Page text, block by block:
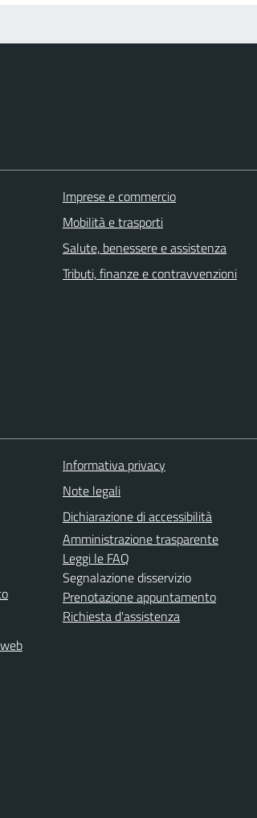
Imprese e commercio
Mobilità e trasporti
Salute, benessere e assistenza
Tributi, finanze e contravvenzioni
Informativa privacy
Note legali
Dichiarazione di accessibilità
Amministrazione trasparente
Leggi le FAQ
Segnalazione disservizio
Prenotazione appuntamento
Richiesta d'assistenza